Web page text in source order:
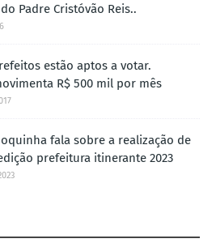
Padre Cristóvão Reis..
estão aptos a votar.
R$ 500 mil por mês
fala sobre a realização de
prefeitura itinerante 2023